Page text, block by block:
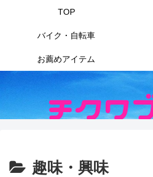
TOP
バイク・自転車
お薦めアイテム
趣味・興味